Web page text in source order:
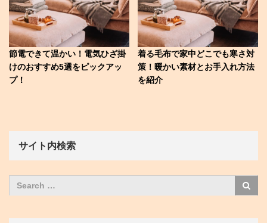
節電できて温かい！電気ひざ掛
けのおすすめ5選をピックアッ
プ！
着る毛布で家中どこでも寒さ対
策！暖かい素材とお手入れ方法
を紹介
サイト内検索